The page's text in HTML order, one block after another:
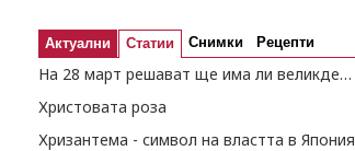
Актуални Статии Снимки Рецепти
На 28 март решават ще има ли великденски добавки за пенсионерите
Христовата роза
Хризантема - символ на властта в Япония